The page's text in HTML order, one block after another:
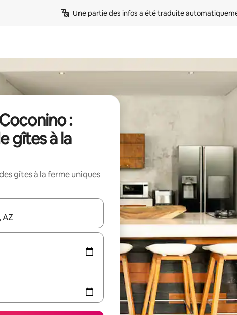
Une partie des infos a été traduite
:
gîtes à la
gîtes à la ferme uniques
affichés, parcourez-les en utilisant les flèches vers le haut et vers le